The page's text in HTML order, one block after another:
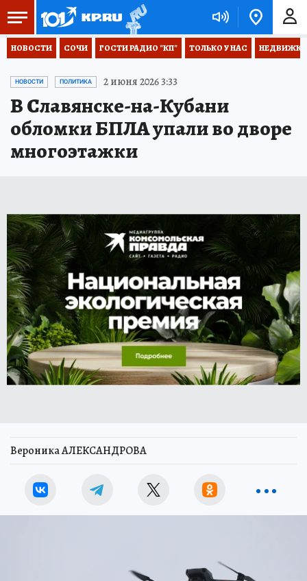
НОВОСТИ СОЧИ ГОСТИ РАДИО "КП" ТОЛЬКО У НАС НЕДВИЖКА
НОВОСТИ ПОЛИТИКА 2 июня 2026 3:33
В Славянске-на-Кубани
обломки БПЛА упали во дворе
многоэтажки
Вероника АЛЕКСАНДРОВА